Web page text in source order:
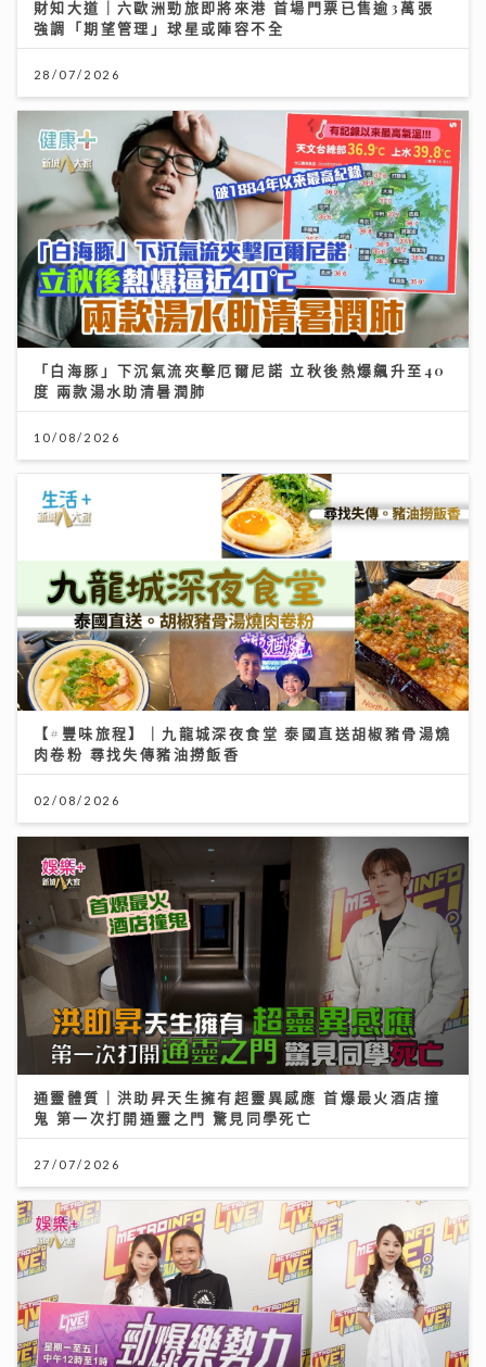
財知大道｜六歐洲勁旅即將來港 首場門票已售逾3萬張
強調「期望管理」球星或陣容不全
28/07/2026
「白海豚」下沉氣流夾擊厄爾尼諾 立秋後熱爆飆升至40
度 兩款湯水助清暑潤肺
10/08/2026
【#豐味旅程】｜九龍城深夜食堂 泰國直送胡椒豬骨湯燒
肉卷粉 尋找失傳豬油撈飯香
02/08/2026
通靈體質｜洪助昇天生擁有超靈異感應 首爆最火酒店撞
鬼 第一次打開通靈之門 驚見同學死亡
27/07/2026